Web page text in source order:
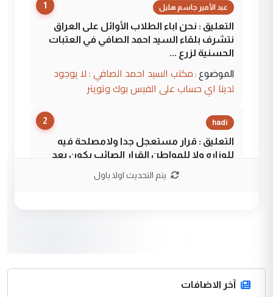
1 عبد الأمير جاسم هليل
التعليق : نحن اباء الطلاب الأوائل على العراق
نتشرف بلقاء السيد احمد الصافي في العتبات
الحسنية لزرع ...
الموضوع : مكتب السيد احمد الصافي : لا يوجود
لدينا اي حساب على الفيس بوك وتويتر
2 hadi
التعليق : قرار مستعجل جدا ولامصلحة فيه
للوزاره ولا للمواطن القرار الصائب يكون بعد
جنسية الرافد الثالث للعراق ومن اصول عريقة
ابا فرات ...
يتم التحديث اولا باول
آخر الاضافات